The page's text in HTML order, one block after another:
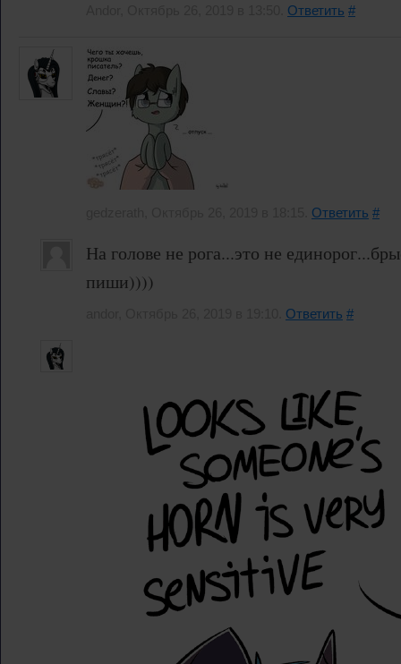
Ответить #
Ответить #
На голове не рога...это не
пиши))))
Ответить #